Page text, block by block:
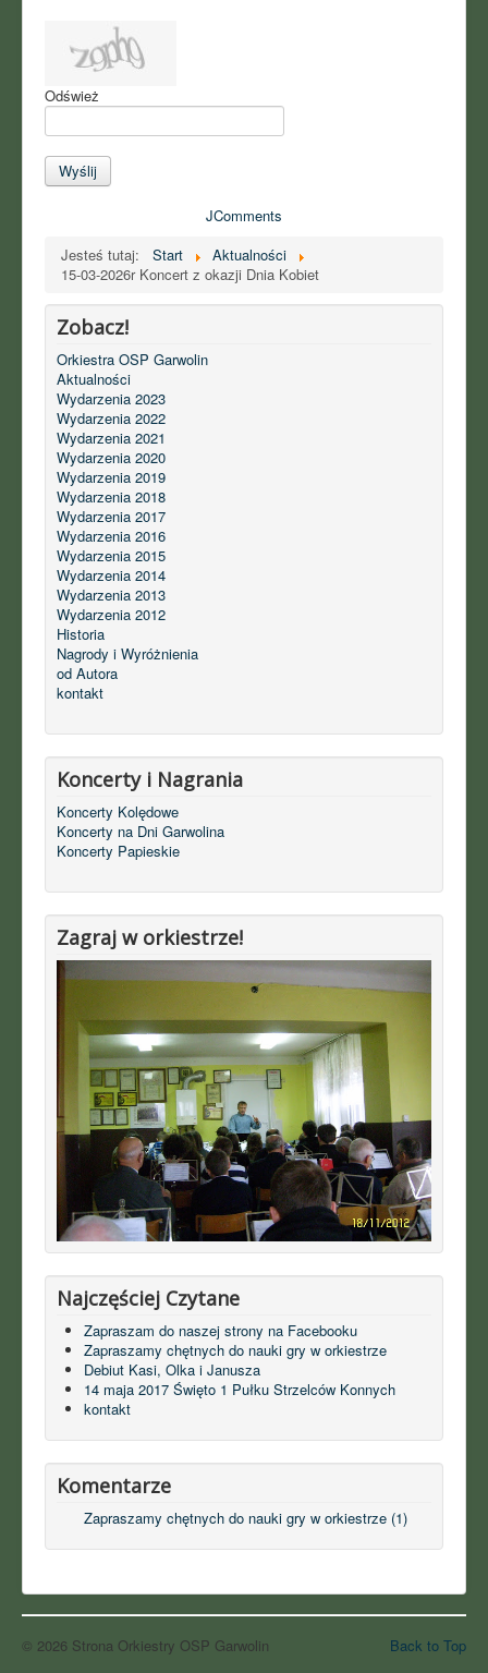
Odśwież
Wyślij
JComments
Jesteś tutaj:
Start
Aktualności
15-03-2026r Koncert z okazji Dnia Kobiet
Zobacz!
Orkiestra OSP Garwolin
Aktualności
Wydarzenia 2023
Wydarzenia 2022
Wydarzenia 2021
Wydarzenia 2020
Wydarzenia 2019
Wydarzenia 2018
Wydarzenia 2017
Wydarzenia 2016
Wydarzenia 2015
Wydarzenia 2014
Wydarzenia 2013
Wydarzenia 2012
Historia
Nagrody i Wyróżnienia
od Autora
kontakt
Koncerty i Nagrania
Koncerty Kolędowe
Koncerty na Dni Garwolina
Koncerty Papieskie
Zagraj w orkiestrze!
Najczęściej Czytane
Zapraszam do naszej strony na Facebooku
Zapraszamy chętnych do nauki gry w orkiestrze
Debiut Kasi, Olka i Janusza
14 maja 2017 Święto 1 Pułku Strzelców Konnych
kontakt
Komentarze
Zapraszamy chętnych do nauki gry w orkiestrze (1)
Back to Top
© 2026 Strona Orkiestry OSP Garwolin